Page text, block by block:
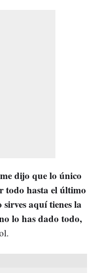
dijo que lo único
todo hasta el último
aquí tienes la
lo has dado todo,